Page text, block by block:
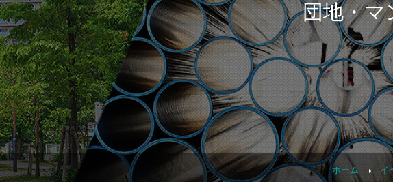
団地・
ホーム イ